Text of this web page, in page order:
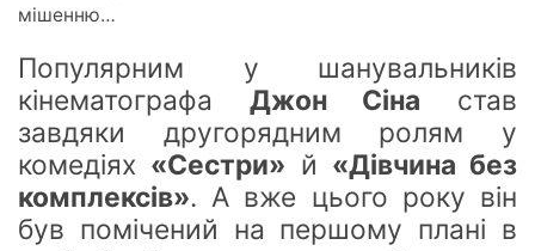
мішенню…
Популярним у шанувальників
кінематографа Джон Сіна став
завдяки другорядним ролям у
комедіях «Сестри» й «Дівчина без
комплексів». А вже цього року він
був помічений на першому плані в